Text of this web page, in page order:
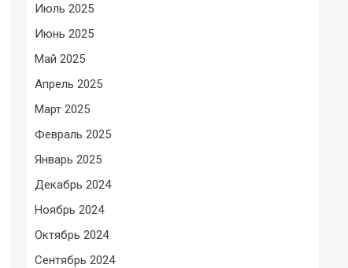
Июль 2025
Июнь 2025
Май 2025
Апрель 2025
Март 2025
Февраль 2025
Январь 2025
Декабрь 2024
Ноябрь 2024
Октябрь 2024
Сентябрь 2024